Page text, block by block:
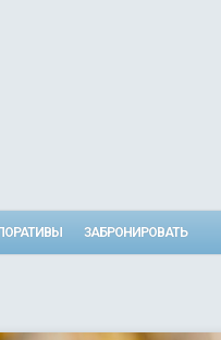
ЗАБРОНИРОВАТЬ